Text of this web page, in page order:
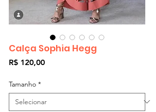
Calça Sophia Hegg
R$ 120,00Preço
Tamanho *